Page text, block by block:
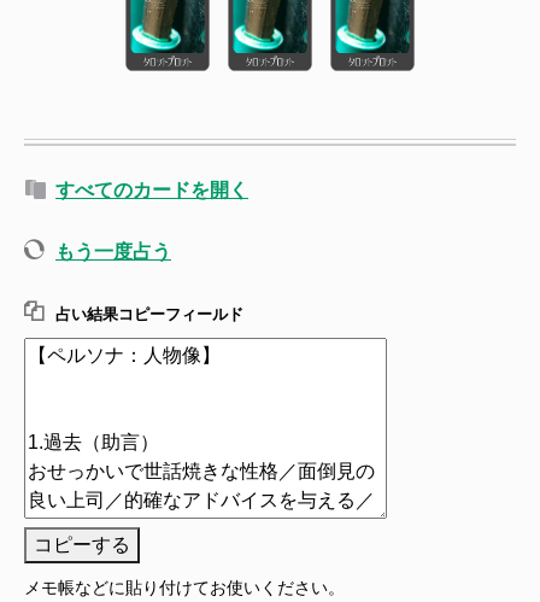
すべてのカードを開く
もう一度占う
占い結果コピーフィールド
コピーする
メモ帳などに貼り付けてお使いください。